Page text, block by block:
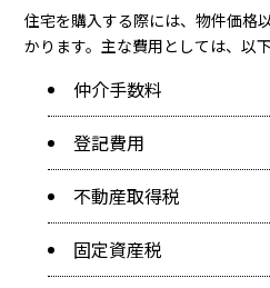
住宅を購入する際には、物件価格
かります。主な費用としては、以
仲介手数料
登記費用
不動産取得税
固定資産税